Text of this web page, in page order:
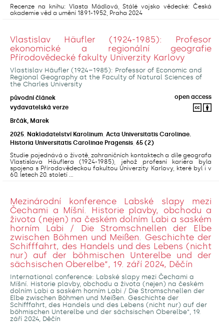
Recenze na knihu: Vlasta Mádlová, Stálé vojsko vědecké: Česká
akademie věd a umění 1891-1952, Praha 2024
Vlastislav Häufler (1924-1985): Profesor
ekonomické a regionální geografie
Přírodovědecké fakulty Univerzity Karlovy
Vlastislav Häufler (1924–1985): Professor of Economic and
Regional Geography at the Faculty of Natural Sciences of
the Charles University
původní článek
open access
vydavatelská verze
Brčák, Marek
2025 Nakladatelství Karolinum Acta Universitatis Carolinae.
Historia Universitatis Carolinae Pragensis 65 (2)
Studie pojednává o životě, zahraničních kontaktech a díle geografa
Vlastislava Häuflera (1924-1985), jehož profesní kariéra byla
spojena s Přírodovědeckou fakultou Univerzity Karlovy, které byl i v
60. letech 20. století ...
Mezinárodní konference Labské slapy mezi
Čechami a Míšní. Historie plavby, obchodu a
života (nejen) na českém dolním Labi a saském
horním Labi / Die Stromschnellen der Elbe
zwischen Böhmen und Meißen. Geschichte der
Schifffahrt, des Handels und des Lebens (nicht
nur) auf der böhmischen Unterelbe und der
sächsischen Oberelbe“, 19. září 2024, Děčín
International conference: Labské slapy mezi Čechami a
Míšní. Historie plavby, obchodu a života (nejen) na českém
dolním Labi a saském horním Labi / Die Stromschnellen der
Elbe zwischen Böhmen und Meißen. Geschichte der
Schifffahrt, des Handels und des Lebens (nicht nur) auf der
böhmischen Unterelbe und der sächsischen Oberelbe“, 19.
září 2024, Děčín